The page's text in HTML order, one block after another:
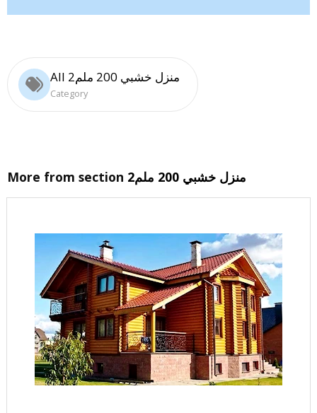
All منزل خشبي 200 ملم2
Category
More from section منزل خشبي 200 ملم2